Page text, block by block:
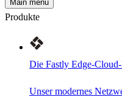
Main menu
Produkte
Die Fastly Edge-
Unser modernes